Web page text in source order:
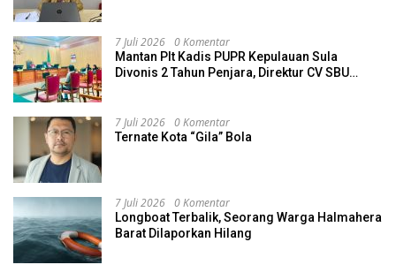
7 Juli 2026 0 Komentar
Mantan Plt Kadis PUPR Kepulauan Sula
Divonis 2 Tahun Penjara, Direktur CV SBU
7 Juli 2026 0 Komentar
Ternate Kota “Gila” Bola
7 Juli 2026 0 Komentar
Longboat Terbalik, Seorang Warga Halmahera
Barat Dilaporkan Hilang